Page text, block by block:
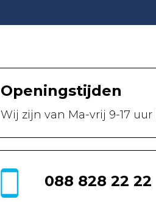
Openingstijden
Wij zijn van Ma-vrij 9-17 uur
088 828 22 22